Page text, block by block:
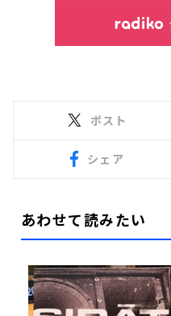
ポスト
シェア
あわせて読みたい